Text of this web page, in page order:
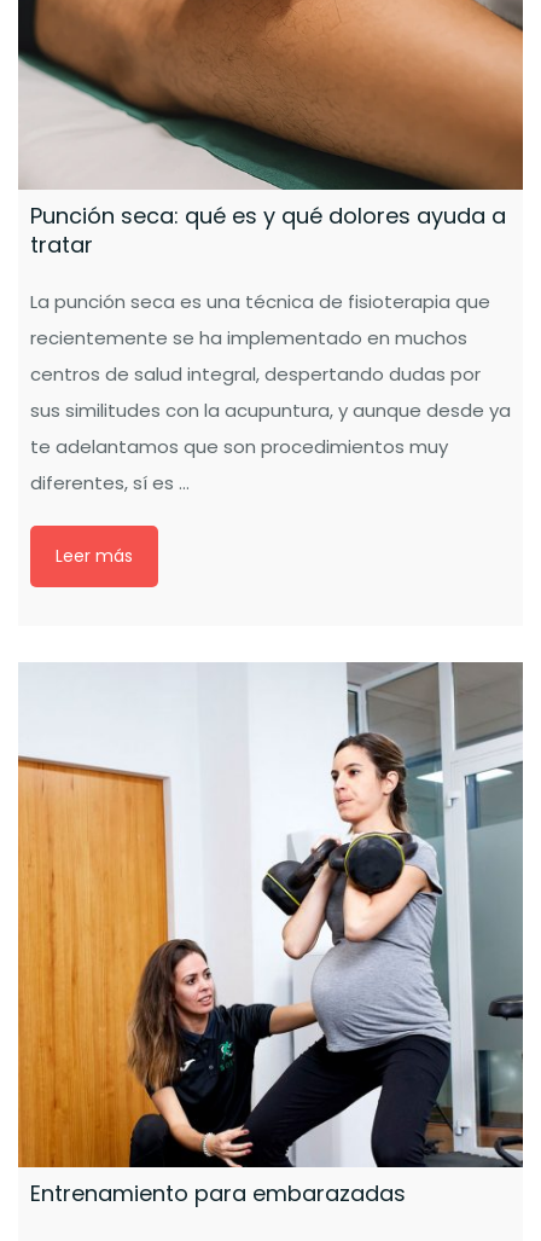
Punción seca: qué es y qué dolores ayuda a
tratar
La punción seca es una técnica de fisioterapia que
recientemente se ha implementado en muchos
centros de salud integral, despertando dudas por
sus similitudes con la acupuntura, y aunque desde ya
te adelantamos que son procedimientos muy
diferentes, sí es ...
Leer más
Entrenamiento para embarazadas